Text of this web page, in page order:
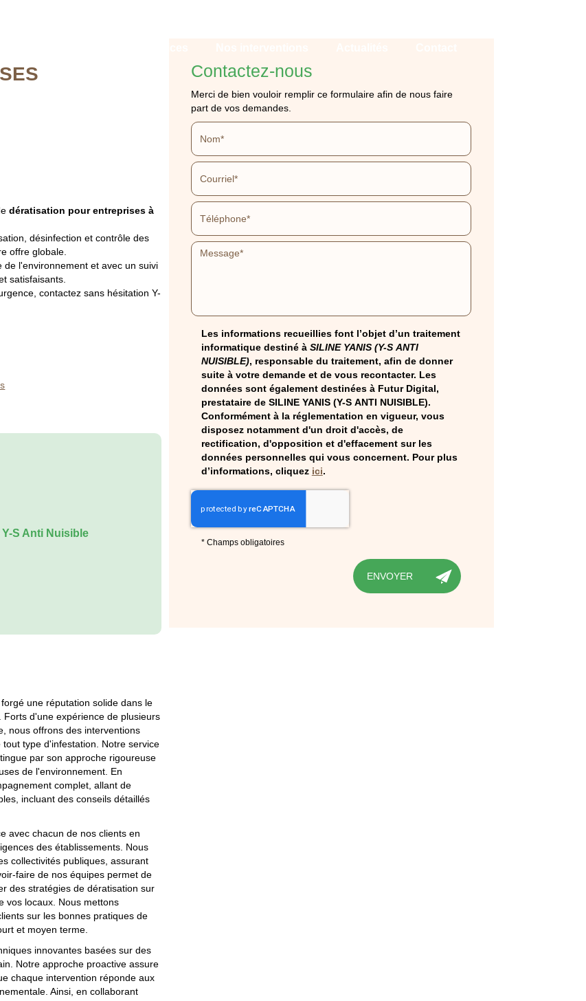
MONTFERMEIL
APPELEZ-NOUS DEVIS GRATUIT
dératisation pour entreprises à
désinfection et contrôle des
offre globale.
l'environnement et avec un suivi
satisfaisants.
contactez sans hésitation Y-
S Anti Nuisible
une réputation solide dans le
d'une expérience de plusieurs
nous offrons des interventions
type d'infestation. Notre service
par son approche rigoureuse
de l'environnement. En
complet, allant de
incluant des conseils détaillés
avec chacun de nos clients en
des établissements. Nous
collectivités publiques, assurant
faire de nos équipes permet de
des stratégies de dératisation sur
vos locaux. Nous mettons
sur les bonnes pratiques de
et moyen terme.
innovantes basées sur des
Notre approche proactive assure
chaque intervention réponde aux
Ainsi, en collaborant
Contactez-nous
Merci de bien vouloir remplir ce formulaire afin de nous faire
part de vos demandes.
Les informations recueillies font l’objet d’un traitement
informatique destiné àSILINE YANIS (Y-S ANTI
NUISIBLE), responsable du traitement, afin de donner
suite à votre demande et de vous recontacter. Les
données sont également destinées à Futur Digital,
prestataire de SILINE YANIS (Y-S ANTI NUISIBLE).
Conformément à la réglementation en vigueur, vous
disposez notamment d'un droit d'accès, de
rectification, d'opposition et d'effacement sur les
données personnelles qui vous concernent. Pour plus
d’informations, cliquez ici.
* Champs obligatoires